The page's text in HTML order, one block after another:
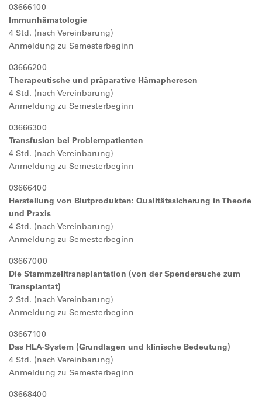
03666100
Immunhämatologie
4 Std. (nach Vereinbarung)
Anmeldung zu Semesterbeginn
03666200
Therapeutische und präparative Hämapheresen
4 Std. (nach Vereinbarung)
Anmeldung zu Semesterbeginn
03666300
Transfusion bei Problempatienten
4 Std. (nach Vereinbarung)
Anmeldung zu Semesterbeginn
03666400
Herstellung von Blutprodukten: Qualitätssicherung in Theorie
und Praxis
4 Std. (nach Vereinbarung)
Anmeldung zu Semesterbeginn
03667000
Die Stammzelltransplantation (von der Spendersuche zum
Transplantat)
2 Std. (nach Vereinbarung)
Anmeldung zu Semesterbeginn
03667100
Das HLA-System (Grundlagen und klinische Bedeutung)
4 Std. (nach Vereinbarung)
Anmeldung zu Semesterbeginn
03668400